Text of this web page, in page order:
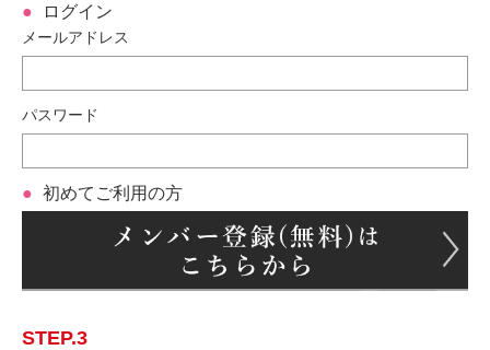
ログイン
メールアドレス
パスワード
初めてご利用の方
STEP.3